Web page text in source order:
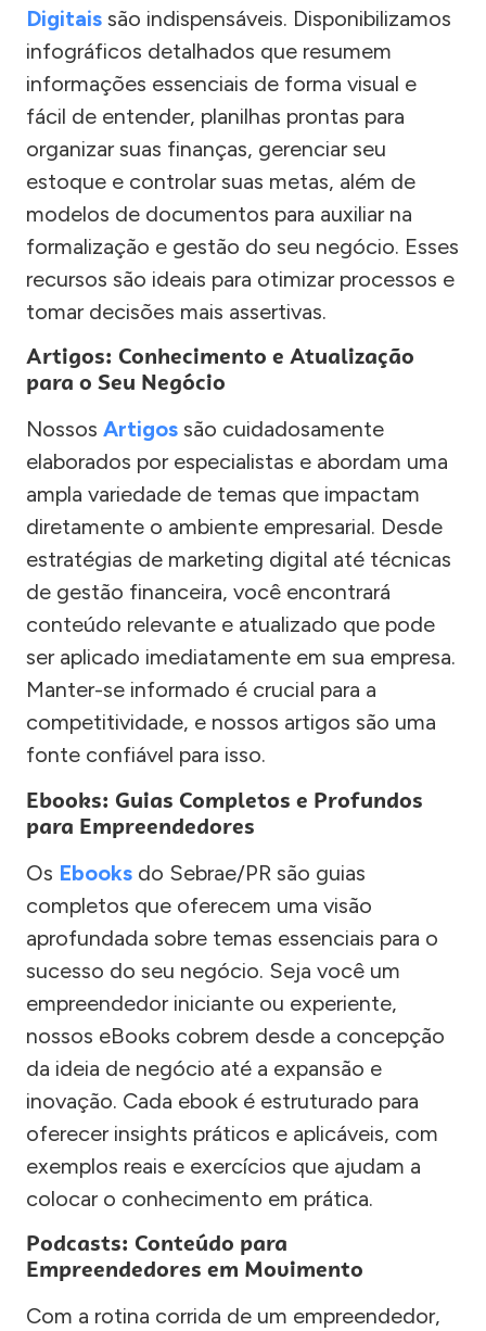
Digitais são indispensáveis. Disponibilizamos
infográficos detalhados que resumem
informações essenciais de forma visual e
fácil de entender, planilhas prontas para
organizar suas finanças, gerenciar seu
estoque e controlar suas metas, além de
modelos de documentos para auxiliar na
formalização e gestão do seu negócio. Esses
recursos são ideais para otimizar processos e
tomar decisões mais assertivas.
Artigos: Conhecimento e Atualização
para o Seu Negócio
Nossos Artigos são cuidadosamente
elaborados por especialistas e abordam uma
ampla variedade de temas que impactam
diretamente o ambiente empresarial. Desde
estratégias de marketing digital até técnicas
de gestão financeira, você encontrará
conteúdo relevante e atualizado que pode
ser aplicado imediatamente em sua empresa.
Manter-se informado é crucial para a
competitividade, e nossos artigos são uma
fonte confiável para isso.
Ebooks: Guias Completos e Profundos
para Empreendedores
Os Ebooks do Sebrae/PR são guias
completos que oferecem uma visão
aprofundada sobre temas essenciais para o
sucesso do seu negócio. Seja você um
empreendedor iniciante ou experiente,
nossos eBooks cobrem desde a concepção
da ideia de negócio até a expansão e
inovação. Cada ebook é estruturado para
oferecer insights práticos e aplicáveis, com
exemplos reais e exercícios que ajudam a
colocar o conhecimento em prática.
Podcasts: Conteúdo para
Empreendedores em Movimento
Com a rotina corrida de um empreendedor,